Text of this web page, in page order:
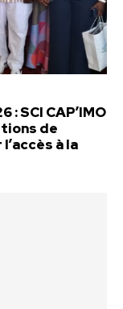
: SCI CAP’IMO
de
à la